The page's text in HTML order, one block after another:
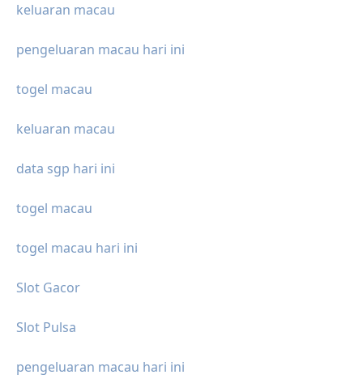
keluaran macau
pengeluaran macau hari ini
togel macau
keluaran macau
data sgp hari ini
togel macau
togel macau hari ini
Slot Gacor
Slot Pulsa
pengeluaran macau hari ini